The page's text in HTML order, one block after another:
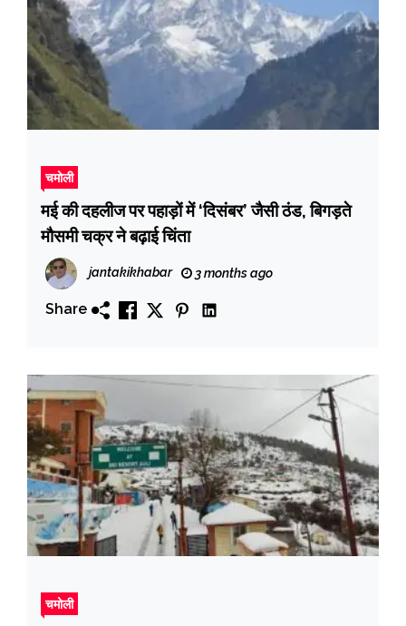
चमोली
मई की दहलीज पर पहाड़ों में ‘दिसंबर’ जैसी ठंड, बिगड़ते
मौसमी चक्र ने बढ़ाई चिंता
jantakikhabar 3 months ago
Share
चमोली